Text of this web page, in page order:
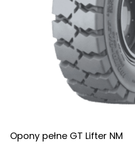
Opony pełne GT Lifter NM